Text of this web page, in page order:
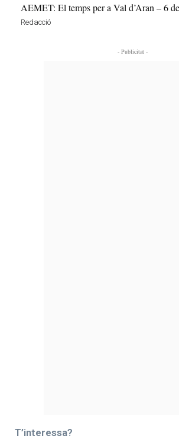
AEMET: El temps per a Val d’Aran – 6
Redacció
- Publicitat -
T’interessa?